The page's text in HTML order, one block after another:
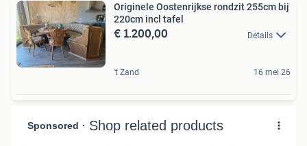
Originele Oostenrijkse rondzit 255cm bij
220cm incl tafel
€ 1.200,00 Details
't Zand 16 mei 26